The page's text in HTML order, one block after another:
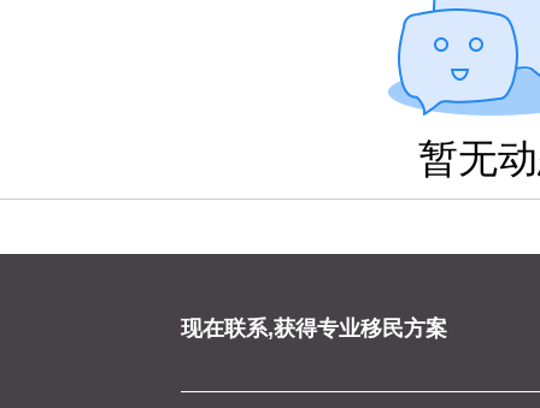
暂无
现在联系,获得专业移民方案